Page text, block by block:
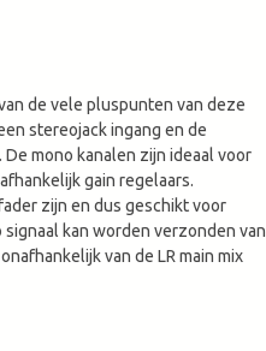
de vele pluspunten van deze
stereojack ingang en de
mono kanalen zijn ideaal voor
gain regelaars.
zijn en dus geschikt voor
kan worden verzonden van
van de LR main mix